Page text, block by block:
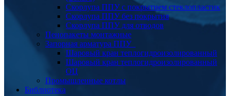
Скорлупа ППУ с покрытием стеклопластик
Скорлупа ППУ без покрытия
Скорлупа ППУ для отводов
Пенопакеты монтажные
Запорная арматура ППУ
Шаровый кран теплогидроизолированный
Шаровый кран теплогидроизолированный
ОЦ
Промышленные котлы
Библиотека